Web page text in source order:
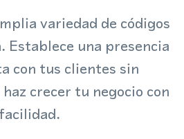
variedad de códigos
Establece una presencia
con tus clientes sin
crecer tu negocio con
facilidad.